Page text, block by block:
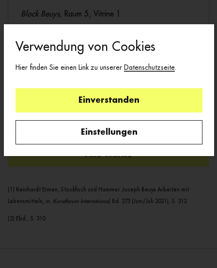
Block Beuys, Raum 5, Vitrine 1
Fond I
Alle Werke
(1) Reinhardt Ermen, Stockfisch und Hammer. Joseph Beuys Arbeiten mit
Lebensmitteln, in: Kunstforum International, Bd. 275 (Juni/Juli 2021), S. 312.
(2) Ebd., S. 310.
Verwendung von Cookies
Hier finden Sie einen Link zu unserer Datenschutzseite.
Einverstanden
Einstellungen